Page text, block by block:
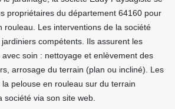
propriétaires du département 64160 pour
rouleau. Les interventions de la société
compétents. Ils assurent les
soin : nettoyage et enlèvement des
arrosage du terrain (plan ou incliné). Les
pelouse en rouleau sur du terrain
société via son site web.